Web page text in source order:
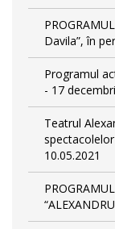
Davila”, în
Programul
- 17
Teatrul
10.05.2021